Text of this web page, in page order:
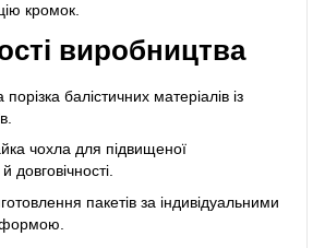
кромок.
виробництва
балістичних матеріалів із
чохла для підвищеної
довговічності.
пакетів за індивідуальними